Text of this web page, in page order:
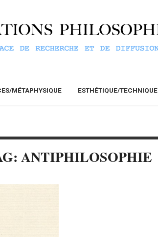
MÉTAPHYSIQUE ESTHÉTIQUE/TECHNIQUE
ANTIPHILOSOPHIE